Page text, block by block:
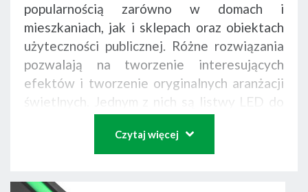
Lampy UV-C
Profile uniwersalne LED
Oświetlenie liniowe
popularnością zarówno w domach i
mieszkaniach, jak i sklepach oraz obiektach
użyteczności publicznej. Różne rozwiązania
pozwalają na tworzenie interesujących
efektów i tworzenie oryginalnych aranżacji
świetlnych. Jednym z nich są listwy LED do
oraz inne parametry, dopasowując je idealnie
do danego projektu. Dodatkowo stosowanie
Czytaj więcej